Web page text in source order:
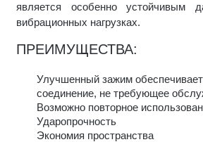
является особенно устойчивым
вибрационных нагрузках.
ПРЕИМУЩЕСТВА:
Улучшенный зажим обеспечивает
соединение, не требующее
Возможно повторное
Ударопрочность
Экономия пространства